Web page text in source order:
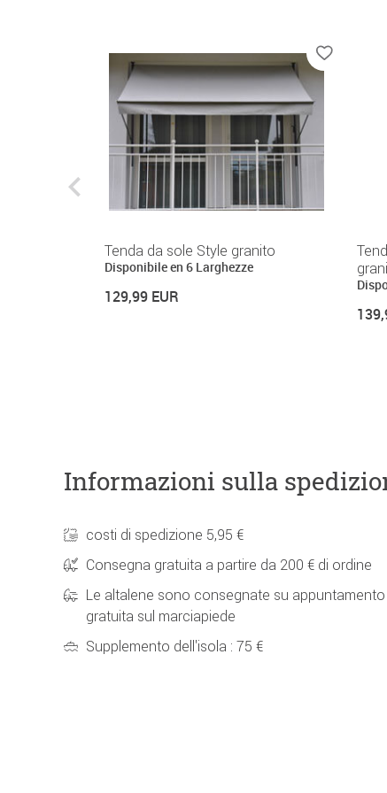
Tenda da sole Style granito
Disponibile en 6 Larghezze
129,99 EUR
Informazioni sulla
costi di spedizione 5,95 €
Consegna gratuita a partire da 200 € di ordine
Le altalene sono consegnate su
gratuita sul marciapiede
Supplemento dell'isola : 75 €